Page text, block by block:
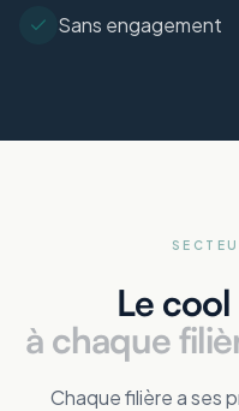
Sans engagement
Le
à chaque
Chaque filière a ses